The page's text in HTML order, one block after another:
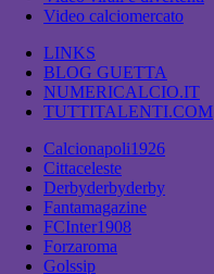
Video calciomercato
LINKS
BLOG GUETTA
NUMERICALCIO.IT
TUTTITALENTI.COM
Calcionapoli1926
Cittaceleste
Derbyderbyderby
Fantamagazine
FCInter1908
Forzaroma
Golssip